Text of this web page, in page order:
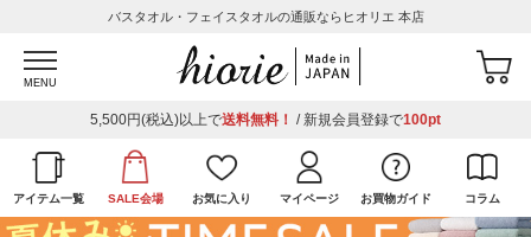
バスタオル・フェイスタオルの通販ならヒオリエ 本店
MENU
5,500円(税込)以上で送料無料！ / 新規会員登録で100pt
アイテム一覧 SALE会場 お気に入り マイページ お買物ガイド コラム